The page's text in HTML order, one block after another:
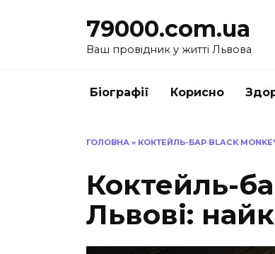
79000.com.ua
Ваш провідник у житті Львова
Біографії Корисно
ГОЛОВНА » КОКТЕЙЛЬ-БАР BLACK
Коктейль-
Львові: